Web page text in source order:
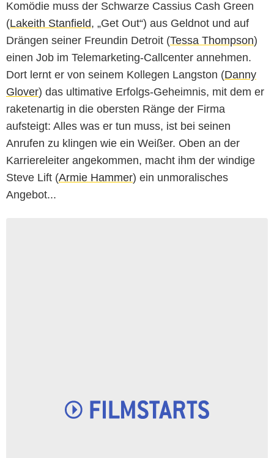
Komödie muss der Schwarze Cassius Cash Green
(Lakeith Stanfield, „Get Out“) aus Geldnot und auf
Drängen seiner Freundin Detroit (Tessa Thompson)
einen Job im Telemarketing-Callcenter annehmen.
Dort lernt er von seinem Kollegen Langston (Danny
Glover) das ultimative Erfolgs-Geheimnis, mit dem er
raketenartig in die obersten Ränge der Firma
aufsteigt: Alles was er tun muss, ist bei seinen
Anrufen zu klingen wie ein Weißer. Oben an der
Karriereleiter angekommen, macht ihm der windige
Steve Lift (Armie Hammer) ein unmoralisches
Angebot...